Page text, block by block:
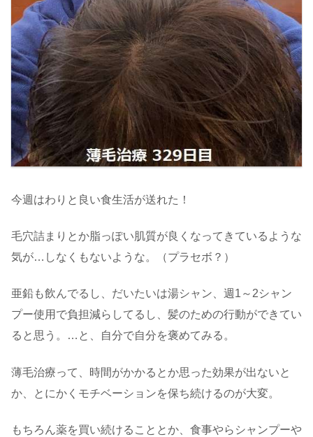
今週はわりと良い食生活が送れた！
毛穴詰まりとか脂っぽい肌質が良くなってきているような
気が…しなくもないような。（プラセボ？）
亜鉛も飲んでるし、だいたいは湯シャン、週1～2シャン
プー使用で負担減らしてるし、髪のための行動ができてい
ると思う。…と、自分で自分を褒めてみる。
薄毛治療って、時間がかかるとか思った効果が出ないと
か、とにかくモチベーションを保ち続けるのが大変。
もちろん薬を買い続けることとか、食事やらシャンプーや